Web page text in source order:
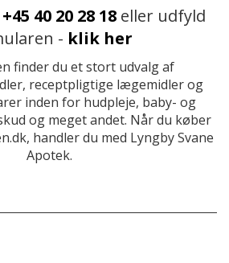
+45 40 20 28 18eller udfyld
- klik her
finder du et stort udvalg af
receptpligtige lægemidler og
inden for hudpleje, baby- og
og meget andet. Når du køber
handler du med Lyngby Svane
Apotek.